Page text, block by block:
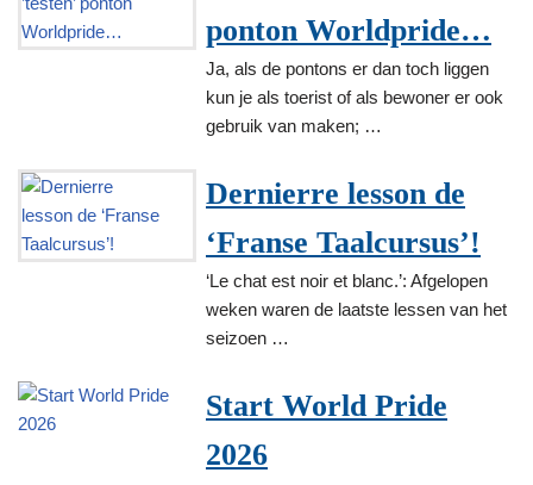
ponton Worldpride…
Ja, als de pontons er dan toch liggen
kun je als toerist of als bewoner er ook
gebruik van maken; …
Dernierre lesson de
‘Franse Taalcursus’!
‘Le chat est noir et blanc.’: Afgelopen
weken waren de laatste lessen van het
seizoen …
Start World Pride
2026